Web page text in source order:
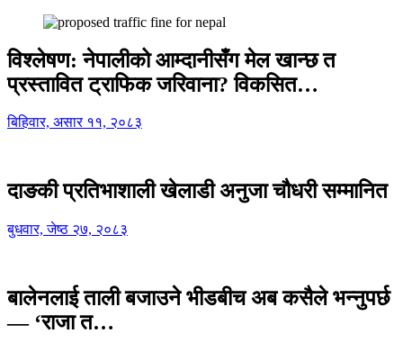
विश्लेषण: नेपालीको आम्दानीसँग मेल खान्छ त
प्रस्तावित ट्राफिक जरिवाना? विकसित…
बिहिवार, असार ११, २०८३
दाङकी प्रतिभाशाली खेलाडी अनुजा चौधरी सम्मानित
बुधवार, जेष्ठ २७, २०८३
बालेनलाई ताली बजाउने भीडबीच अब कसैले भन्नुपर्छ
— ‘राजा त…